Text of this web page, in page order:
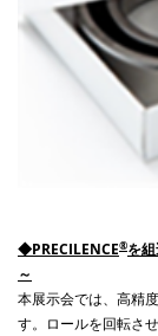
◆PRECILENCE®を
～
本展示会では、高精
す。 ロールを回転さ